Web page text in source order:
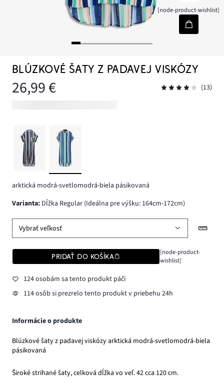
[node-product-wishlist]
BLÚZKOVÉ ŠATY Z PADAVEJ VISKÓZY
26,99 € (13)
arktická modrá-svetlomodrá-biela pásikovaná
varianta: Dĺžka Regular (Ideálna pre výšku: 164cm-172cm)
Vybrať veľkosť
PRIDAŤ DO KOŠÍKA
[node-product-
wishlist]
124 osobám sa tento produkt páči
114 osôb si prezrelo tento produkt v priebehu 24h
Informácie o produkte
Blúzkové šaty z padavej viskózy arktická modrá-svetlomodrá-biela
pásikovaná
Široké strihané šaty, celková dĺžka vo veľ. 42 cca 120 cm.